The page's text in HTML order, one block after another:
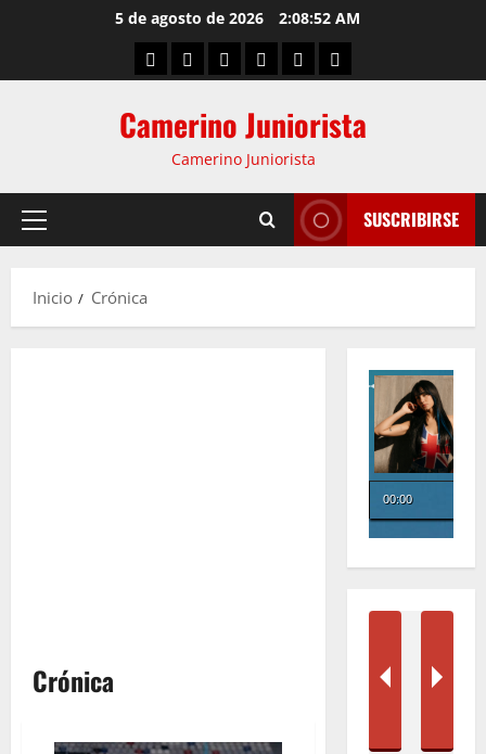
5 de agosto de 2026 2:08:53 AM
Camerino Juniorista
Camerino Juniorista
SUSCRIBIRSE
Inicio Crónica
Crónica